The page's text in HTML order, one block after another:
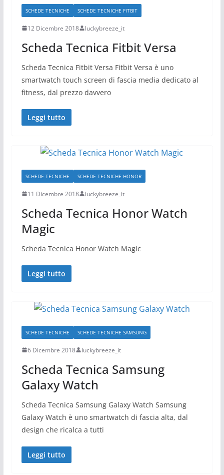
SCHEDE TECNICHE SCHEDE TECNICHE FITBIT
12 Dicembre 2018 luckybreeze_it
Scheda Tecnica Fitbit Versa
Scheda Tecnica Fitbit Versa Fitbit Versa è uno
smartwatch touch screen di fascia media dedicato al
fitness, dal prezzo davvero
Leggi tutto
SCHEDE TECNICHE SCHEDE TECNICHE HONOR
11 Dicembre 2018 luckybreeze_it
Scheda Tecnica Honor Watch
Magic
Scheda Tecnica Honor Watch Magic
Leggi tutto
SCHEDE TECNICHE SCHEDE TECNICHE SAMSUNG
6 Dicembre 2018 luckybreeze_it
Scheda Tecnica Samsung
Galaxy Watch
Scheda Tecnica Samsung Galaxy Watch Samsung
Galaxy Watch è uno smartwatch di fascia alta, dal
design che ricalca a tutti
Leggi tutto